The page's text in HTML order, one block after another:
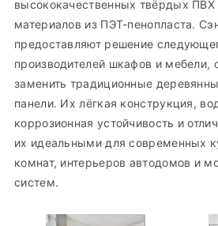
высококачественных твёрдых ПВХ
материалов из ПЭТ-пенопласта.
предоставляют решение
производителей шкафов и мебели,
заменить традиционные
панели. Их лёгкая конструкция,
коррозионная устойчивость и
их идеальными для современных
комнат, интерьеров автодомов и
систем.